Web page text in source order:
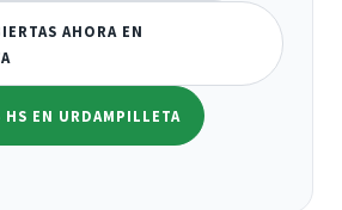
AHORA EN
HS EN URDAMPILLETA